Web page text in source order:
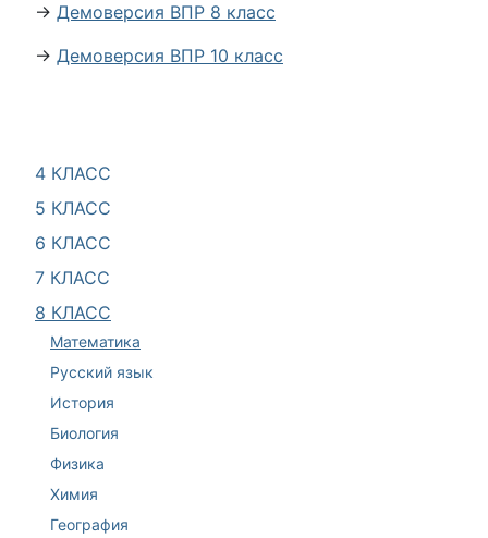
4 КЛАСС
5 КЛАСС
6 КЛАСС
7 КЛАСС
8 КЛАСС
Математика
Русский язык
История
Биология
Физика
Химия
География
→ Демоверсия ВПР 8 класс
→ Демоверсия ВПР 10 класс